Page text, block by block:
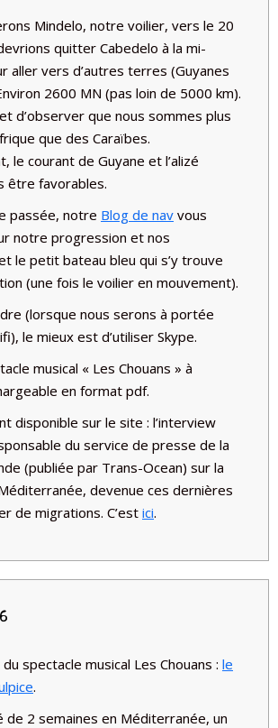
Mindelo, notre voilier, vers le 20
quitter Cabedelo à la mi-
aller vers d’autres terres (Guyanes
2600 MN (pas loin de 5000 km).
d’observer que nous sommes plus
que des Caraïbes.
le courant de Guyane et l’alizé
être favorables.
passée, notre Blog de nav vous
notre progression et nos
le petit bateau bleu qui s’y trouve
(une fois le voilier en mouvement).
(lorsque nous serons à portée
le mieux est d’utiliser Skype.
musical « Les Chouans » à
en format pdf.
disponible sur le site : l’interview
du service de presse de la
(publiée par Trans-Ocean) sur la
devenue ces dernières
de migrations. C’est ici.
spectacle musical Les Chouans : le
.
de 2 semaines en Méditerranée, un